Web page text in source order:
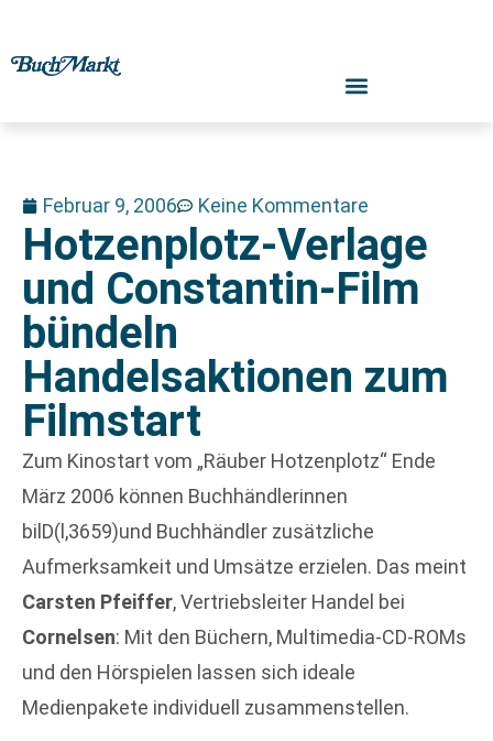
Februar 9, 2006 Keine Kommentare
Hotzenplotz-Verlage
und Constantin-Film
bündeln
Handelsaktionen zum
Filmstart
Zum Kinostart vom „Räuber Hotzenplotz“ Ende
März 2006 können Buchhändlerinnen
bilD(l,3659)und Buchhändler zusätzliche
Aufmerksamkeit und Umsätze erzielen. Das meint
Carsten Pfeiffer, Vertriebsleiter Handel bei
Cornelsen: Mit den Büchern, Multimedia-CD-ROMs
und den Hörspielen lassen sich ideale
Medienpakete individuell zusammenstellen.